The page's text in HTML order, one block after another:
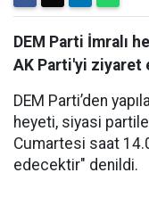
DEM Parti İmralı
AK Parti'yi ziyaret
DEM Parti’den
heyeti, siyasi
Cumartesi saat
edecektir" denildi.